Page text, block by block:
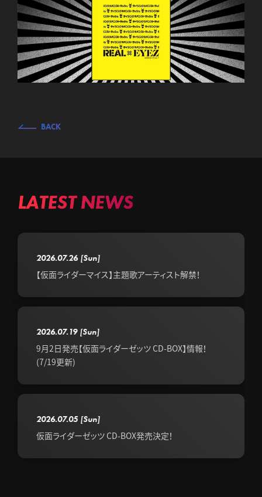
BACK
LATEST NEWS
2026.07.26 [Sun]
【仮面ライダーマイス】主題歌アーティスト解禁！
2026.07.19 [Sun]
9月2日発売【仮面ライダーゼッツ CD-BOX】情報！
(7/19更新)
2026.07.05 [Sun]
仮面ライダーゼッツ CD-BOX発売決定！